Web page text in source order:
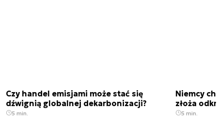
Czy handel emisjami może stać się
dźwignią globalnej dekarbonizacji?
5 min.
Niemcy
złoża
5 min.